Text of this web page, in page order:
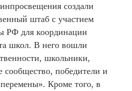
создали
штаб с участием
РФ для координации
школ. В него вошли
школьники,
сообщество, победители и
Кроме того, в